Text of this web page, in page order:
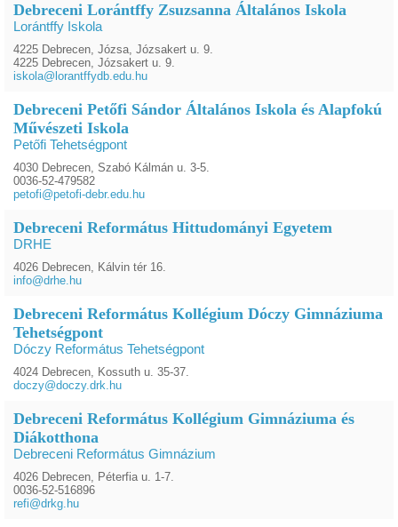
Debreceni Lorántffy Zsuzsanna Általános Iskola
Lorántffy Iskola
4225 Debrecen, Józsa, Józsakert u. 9.
4225 Debrecen, Józsakert u. 9.
iskola@lorantffydb.edu.hu
Debreceni Petőfi Sándor Általános Iskola és Alapfokú
Művészeti Iskola
Petőfi Tehetségpont
4030 Debrecen, Szabó Kálmán u. 3-5.
0036-52-479582
petofi@petofi-debr.edu.hu
Debreceni Református Hittudományi Egyetem
DRHE
4026 Debrecen, Kálvin tér 16.
info@drhe.hu
Debreceni Református Kollégium Dóczy Gimnáziuma
Tehetségpont
Dóczy Református Tehetségpont
4024 Debrecen, Kossuth u. 35-37.
doczy@doczy.drk.hu
Debreceni Református Kollégium Gimnáziuma és
Diákotthona
Debreceni Református Gimnázium
4026 Debrecen, Péterfia u. 1-7.
0036-52-516896
refi@drkg.hu